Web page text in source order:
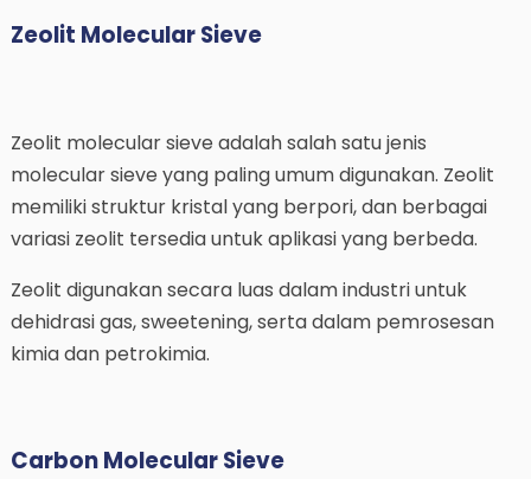
Zeolit Molecular Sieve
Zeolit molecular sieve adalah salah satu jenis
molecular sieve yang paling umum digunakan. Zeolit
memiliki struktur kristal yang berpori, dan berbagai
variasi zeolit tersedia untuk aplikasi yang berbeda.
Zeolit digunakan secara luas dalam industri untuk
dehidrasi gas, sweetening, serta dalam pemrosesan
kimia dan petrokimia.
Carbon Molecular Sieve